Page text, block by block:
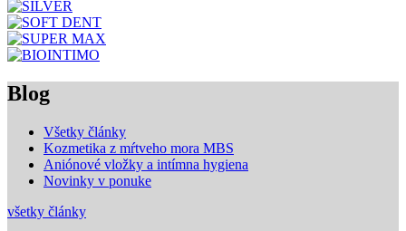
Blog
Všetky články
Kozmetika z mŕtveho mora MBS
Aniónové vložky a intímna hygiena
Novinky v ponuke
všetky články